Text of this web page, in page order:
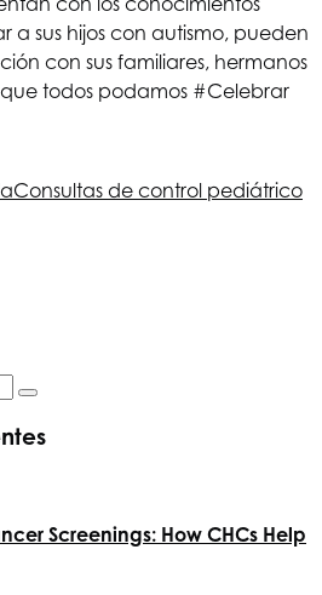
a sus hijos con autismo, pueden
con sus familiares, hermanos
todos podamos #Celebrar
Consultas de control pediátrico
Screenings: How CHCs Help